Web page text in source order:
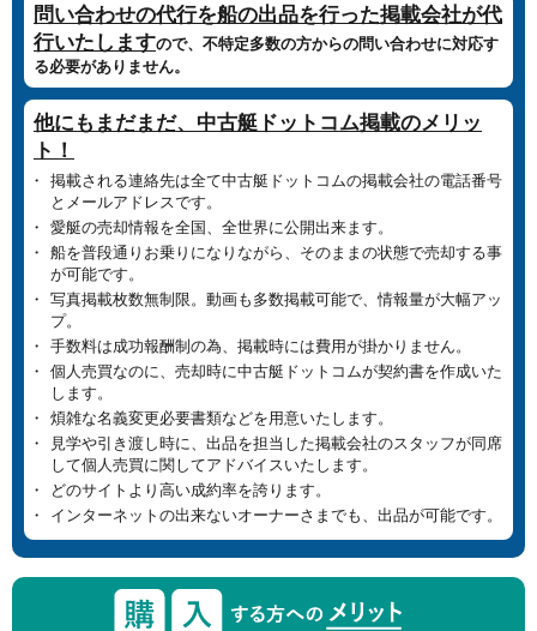
問い合わせの代行を船の出品を行った掲載会社が代
行いたしますので、不特定多数の方からの問い合わせに対応す
る必要がありません。
他にもまだまだ、中古艇ドットコム掲載のメリッ
ト！
掲載される連絡先は全て中古艇ドットコムの掲載会社の電話番号
とメールアドレスです。
愛艇の売却情報を全国、全世界に公開出来ます。
船を普段通りお乗りになりながら、そのままの状態で売却する事
が可能です。
写真掲載枚数無制限。動画も多数掲載可能で、情報量が大幅アッ
プ。
手数料は成功報酬制の為、掲載時には費用が掛かりません。
個人売買なのに、売却時に中古艇ドットコムが契約書を作成いた
します。
煩雑な名義変更必要書類などを用意いたします。
見学や引き渡し時に、出品を担当した掲載会社のスタッフが同席
して個人売買に関してアドバイスいたします。
どのサイトより高い成約率を誇ります。
インターネットの出来ないオーナーさまでも、出品が可能です。